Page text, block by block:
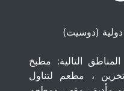
(دوسيت)
التالية: مطبخ
، مطعم لتناول